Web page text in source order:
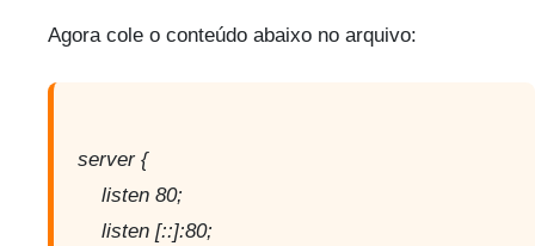
Agora cole o conteúdo abaixo no arquivo:
server {
listen 80;
listen [::]:80;